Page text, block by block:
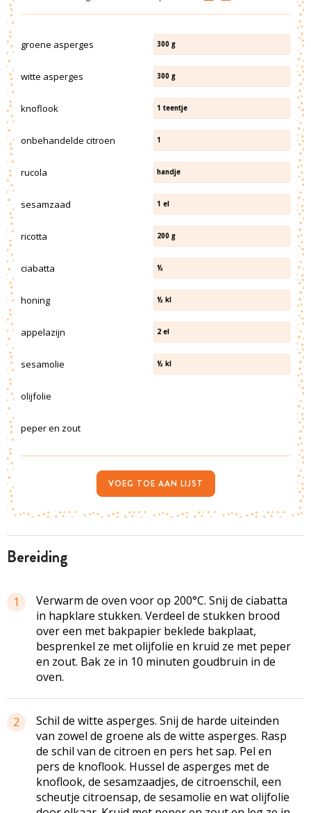
bereiding
1
Verwarm de oven voor op 200°C. Snij de ciabatta
in hapklare stukken. Verdeel de stukken brood
over een met bakpapier beklede bakplaat,
besprenkel ze met olijfolie en kruid ze met peper
en zout. Bak ze in 10 minuten goudbruin in de
oven.
2
Schil de witte asperges. Snij de harde uiteinden
van zowel de groene als de witte asperges. Rasp
de schil van de citroen en pers het sap. Pel en
pers de knoflook. Hussel de asperges met de
knoflook, de sesamzaadjes, de citroenschil, een
scheutje citroensap, de sesamolie en wat olijfolie
groene asperges 300 g
witte asperges 300 g
knoflook 1 teentje
onbehandelde citroen 1
rucola handje
sesamzaad 1 el
ricotta 200 g
ciabatta ½
honing ½ kl
appelazijn 2 el
sesamolie ½ kl
olijfolie
peper en zout
VOEG TOE AAN LIJST